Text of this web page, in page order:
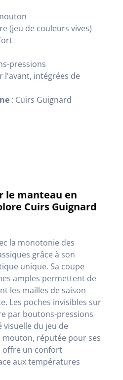
(jeu de couleurs vives)
pressions
l'avant, intégrées de
: Cuirs Guignard
le manteau en
Cuirs Guignard
la monotonie des
grâce à son
unique. Sa coupe
amples permettent de
les mailles de saison
Les poches invisibles sur
par boutons-pressions
du jeu de
mouton, réputée pour ses
offre un confort
aux températures